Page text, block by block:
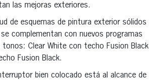
las mejoras exteriores.
de esquemas de pintura exterior sólidos
complementan con nuevos programas
Clear White con techo Fusion Black
Fusion Black.
bien colocado está al alcance de